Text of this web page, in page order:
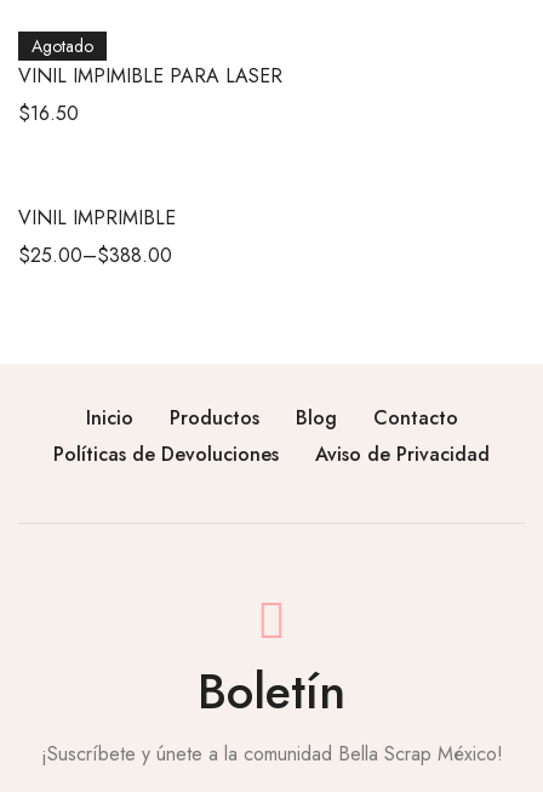
Agotado
VINIL IMPIMIBLE PARA LASER
$16.50
VINIL IMPRIMIBLE
$25.00–$388.00
Inicio Productos Blog
Contacto
Políticas de Devoluciones
Aviso de Privacidad
Boletín
¡Suscríbete y únete a la comunidad Bella Scrap México!